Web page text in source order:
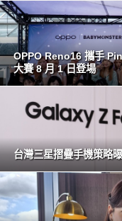
OPPO Reno16 攜手
大賽 8 月 1 日登場
台灣三星摺疊手機策略